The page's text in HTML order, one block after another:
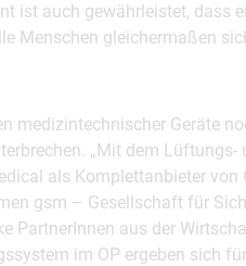
ist auch gewährleistet, dass
Menschen gleichermaßen
medizintechnischer Geräte
„Mit dem Lüftungs-
als Komplettanbieter von
gsm – Gesellschaft für
PartnerInnen aus der
im OP ergeben sich